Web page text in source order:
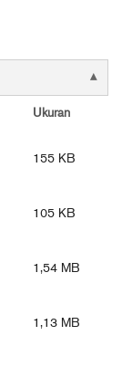
Ukuran
155 KB
105 KB
1,54 MB
1,13 MB